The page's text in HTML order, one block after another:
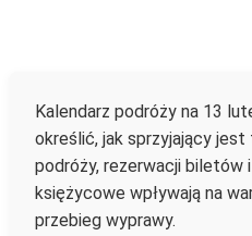
Kalendarz podróży na 13
określić, jak sprzyjający
podróży, rezerwacji biletów
księżycowe wpływają na
przebieg wyprawy.